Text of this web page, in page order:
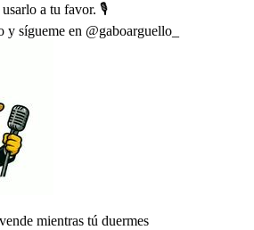
usarlo a tu favor. 🎙️
sígueme en @gaboarguello_
mientras tú duermes